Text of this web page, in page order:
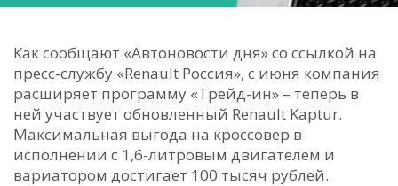
Как сообщают «Автоновости дня» со ссылкой на
пресс-службу «Renault Россия», с июня компания
расширяет программу «Трейд-ин» – теперь в
ней участвует обновленный Renault Kaptur.
Максимальная выгода на кроссовер в
исполнении с 1,6-литровым двигателем и
вариатором достигает 100 тысяч рублей.